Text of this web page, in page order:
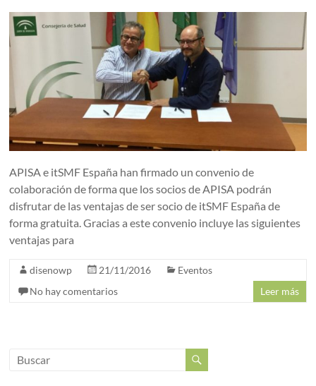
APISA e itSMF España han firmado un convenio de
colaboración de forma que los socios de APISA podrán
disfrutar de las ventajas de ser socio de itSMF España de
forma gratuita. Gracias a este convenio incluye las siguientes
ventajas para
disenowp 21/11/2016
Eventos
No hay comentarios
Leer más